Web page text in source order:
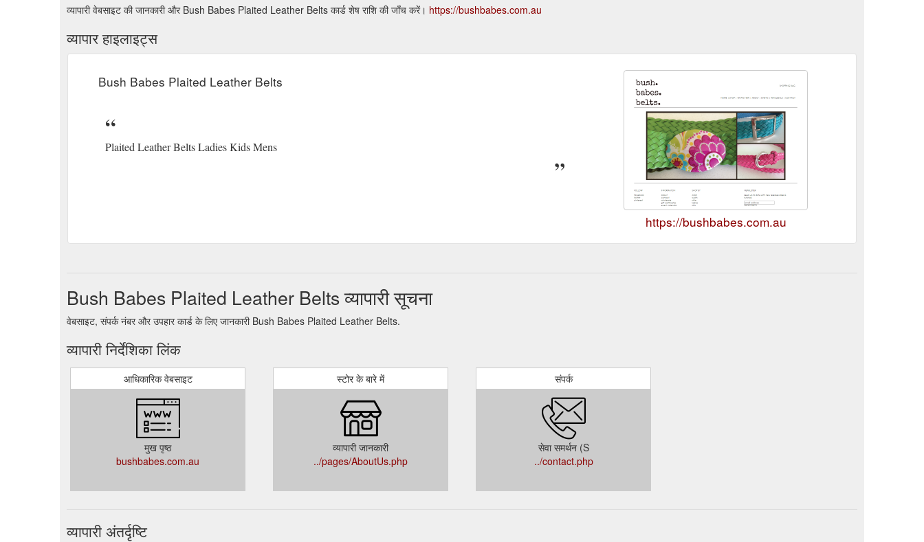
व्यापारी वेबसाइट की जानकारी और Bush Babes Plaited Leather Belts कार्ड शेष राशि की जाँच करें। https://bushbabes.com.au
व्यापार हाइलाइट्स
Bush Babes Plaited Leather Belts
Plaited Leather Belts Ladies Kids Mens
https://bushbabes.com.au
Bush Babes Plaited Leather Belts व्यापारी सूचना
वेबसाइट, संपर्क नंबर और उपहार कार्ड के लिए जानकारी Bush Babes Plaited Leather Belts.
व्यापारी निर्देशिका लिंक
आधिकारिक वेबसाइट
मुख पृष्ठ
bushbabes.com.au
स्टोर के बारे में
व्यापारी जानकारी
../pages/AboutUs.php
संपर्क
सेवा समर्थन (S
../contact.php
व्यापारी अंतर्दृष्टि